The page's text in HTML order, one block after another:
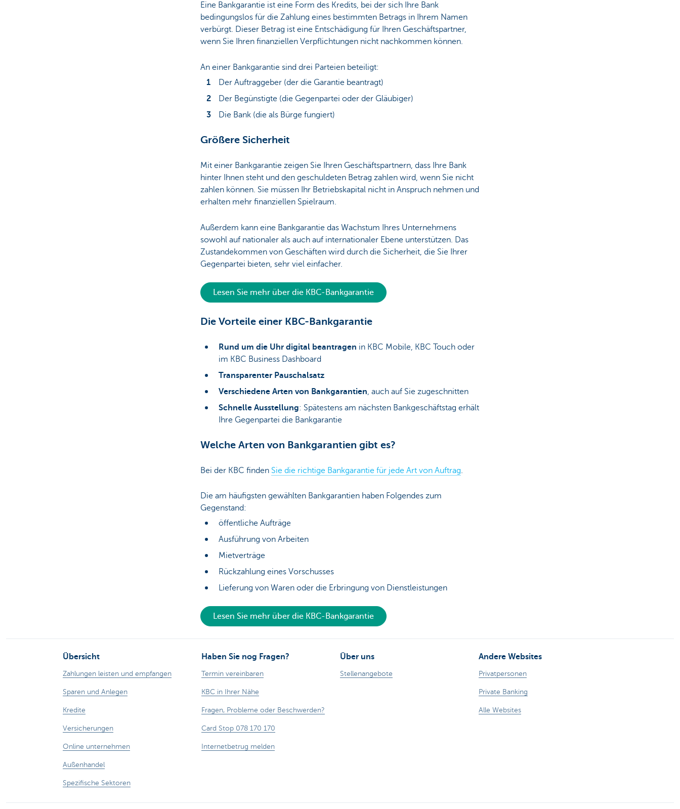
Eine Bankgarantie ist eine Form des Kredits, bei der sich Ihre Bank
bedingungslos für die Zahlung eines bestimmten Betrags in Ihrem Namen
verbürgt. Dieser Betrag ist eine Entschädigung für Ihren Geschäftspartner,
wenn Sie Ihren finanziellen Verpflichtungen nicht nachkommen können.
An einer Bankgarantie sind drei Parteien beteiligt:
Der Auftraggeber (der die Garantie beantragt)
Der Begünstigte (die Gegenpartei oder der Gläubiger)
Die Bank (die als Bürge fungiert)
Größere Sicherheit
Mit einer Bankgarantie zeigen Sie Ihren Geschäftspartnern, dass Ihre Bank
hinter Ihnen steht und den geschuldeten Betrag zahlen wird, wenn Sie nicht
zahlen können. Sie müssen Ihr Betriebskapital nicht in Anspruch nehmen und
erhalten mehr finanziellen Spielraum.
Außerdem kann eine Bankgarantie das Wachstum Ihres Unternehmens
sowohl auf nationaler als auch auf internationaler Ebene unterstützen. Das
Zustandekommen von Geschäften wird durch die Sicherheit, die Sie Ihrer
Gegenpartei bieten, sehr viel einfacher.
Lesen Sie mehr über die KBC-Bankgarantie
Die Vorteile einer KBC-Bankgarantie
Rund um die Uhr digital beantragen in KBC Mobile, KBC Touch oder
im KBC Business Dashboard
Transparenter Pauschalsatz
Verschiedene Arten von Bankgarantien , auch auf Sie zugeschnitten
Schnelle Ausstellung: Spätestens am nächsten Bankgeschäftstag erhält
Ihre Gegenpartei die Bankgarantie
Welche Arten von Bankgarantien gibt es?
Bei der KBC finden Sie die richtige Bankgarantie für jede Art von Auftrag
Die am häufigsten gewählten Bankgarantien haben Folgendes zum
Gegenstand:
öffentliche Aufträge
Ausführung von Arbeiten
Mietverträge
Rückzahlung eines Vorschusses
Lieferung von Waren oder die Erbringung von Dienstleistungen
Lesen Sie mehr über die KBC-Bankgarantie
Übersicht
Zahlungen leisten und empfangen
Sparen und Anlegen
Kredite
Versicherungen
Online unternehmen
Außenhandel
Spezifische Sektoren
Haben Sie nog Fragen?
Termin vereinbaren
KBC in Ihrer Nähe
Fragen, Probleme oder Beschwerden?
Card Stop 078 170 170
Internetbetrug melden
Über uns
Stellenangebote
Andere Websites
Privatpersonen
Private Banking
Alle Websites